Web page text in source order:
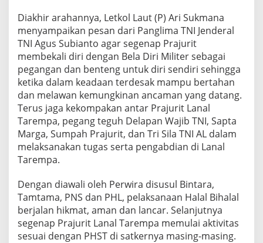
Diakhir arahannya, Letkol Laut (P) Ari Sukmana
menyampaikan pesan dari Panglima TNI Jenderal
TNI Agus Subianto agar segenap Prajurit
membekali diri dengan Bela Diri Militer sebagai
pegangan dan benteng untuk diri sendiri sehingga
ketika dalam keadaan terdesak mampu bertahan
dan melawan kemungkinan ancaman yang datang.
Terus jaga kekompakan antar Prajurit Lanal
Tarempa, pegang teguh Delapan Wajib TNI, Sapta
Marga, Sumpah Prajurit, dan Tri Sila TNI AL dalam
melaksanakan tugas serta pengabdian di Lanal
Tarempa.
Dengan diawali oleh Perwira disusul Bintara,
Tamtama, PNS dan PHL, pelaksanaan Halal Bihalal
berjalan hikmat, aman dan lancar. Selanjutnya
segenap Prajurit Lanal Tarempa memulai aktivitas
sesuai dengan PHST di satkernya masing-masing.